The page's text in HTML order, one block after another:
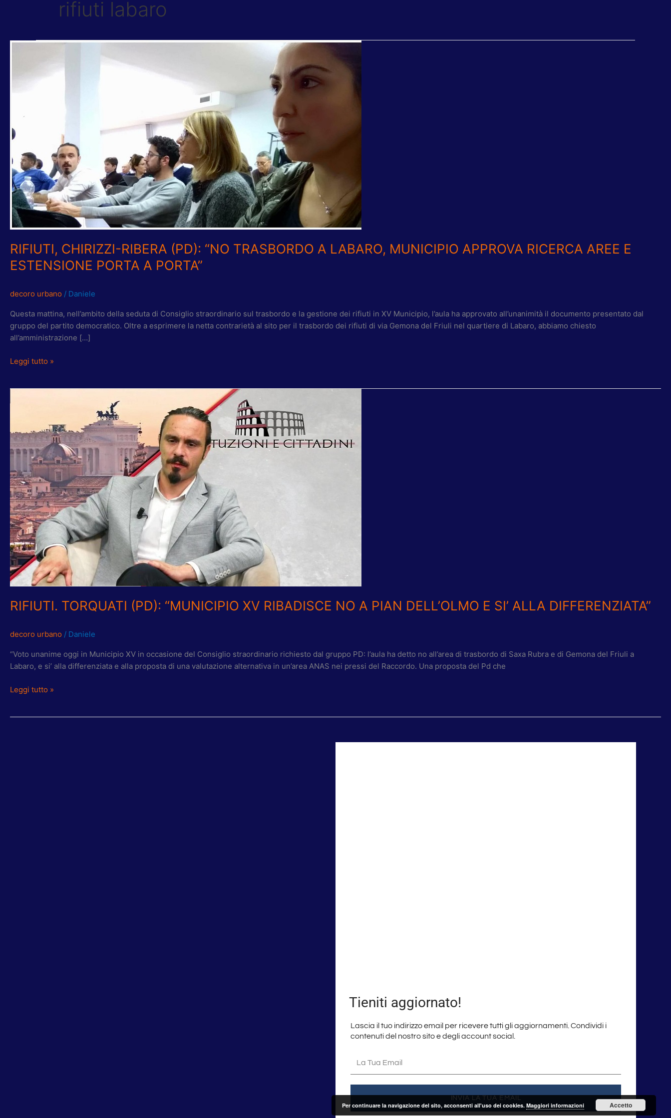
rifiuti labaro
RIFIUTI, CHIRIZZI-RIBERA (PD): “NO TRASBORDO A LABARO, MUNICIPIO APPROVA RICERCA AREE E
ESTENSIONE PORTA A PORTA”
decoro urbano / Daniele
Questa mattina, nell’ambito della seduta di Consiglio straordinario sul trasbordo e la gestione dei rifiuti in XV Municipio, l’aula ha approvato all’unanimità il documento presentato dal
gruppo del partito democratico. Oltre a esprimere la netta contrarietà al sito per il trasbordo dei rifiuti di via Gemona del Friuli nel quartiere di Labaro, abbiamo chiesto
all’amministrazione […]
RIFIUTI,
LABARO,
MUNICIPIO
APPROVA
RICERCA
AREE
E
ESTENSIONE
PORTA
A
Leggi tutto »
RIFIUTI. TORQUATI (PD): “MUNICIPIO XV RIBADISCE NO A PIAN DELL’OLMO E SI’ ALLA DIFFERENZIATA”
decoro urbano / Daniele
“Voto unanime oggi in Municipio XV in occasione del Consiglio straordinario richiesto dal gruppo PD: l’aula ha detto no all’area di trasbordo di Saxa Rubra e di Gemona del Friuli a
Labaro, e si’ alla differenziata e alla proposta di una valutazione alternativa in un’area ANAS nei pressi del Raccordo. Una proposta del Pd che
TORQUATI
“MUNICIPIO
XV
RIBADISCE
A
PIAN
DELL’OLMO
E
SI’
ALLA
DIFFERENZIATA”
Leggi tutto »
Tieniti aggiornato!
Lascia il tuo indirizzo email per ricevere tutti gli aggiornamenti. Condividi i
contenuti del nostro sito e degli account social.
tua
email
INVIA LA TUA EMAIL
Per continuare la navigazione del sito, acconsenti all'uso dei cookies. Maggiori informazioni Accetto